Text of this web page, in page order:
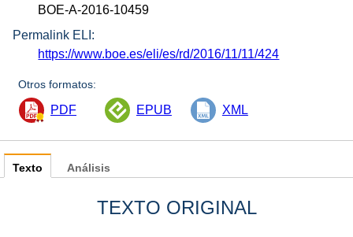
BOE-A-2016-10459
Permalink ELI:
https://www.boe.es/eli/es/rd/2016/11/11/424
Otros formatos:
PDF EPUB XML
Texto
TEXTO ORIGINAL
Análisis